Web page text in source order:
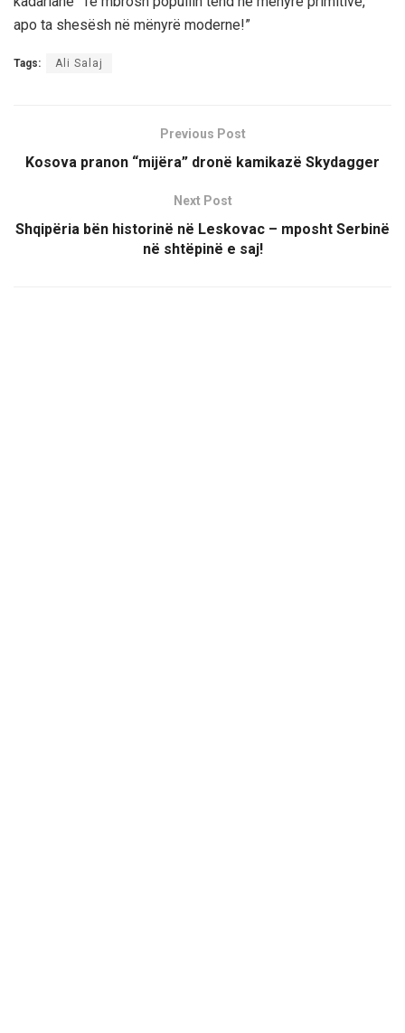
apo ta shesësh në mënyrë moderne!”
Tags: Ali Salaj
Previous Post
Kosova pranon “mijëra” dronë kamikazë Skydagger
Next Post
Shqipëria bën historinë në Leskovac – mposht Serbinë
në shtëpinë e saj!